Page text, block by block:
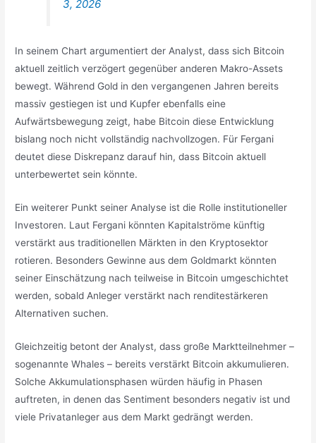
3, 2026
In seinem Chart argumentiert der Analyst, dass sich Bitcoin
aktuell zeitlich verzögert gegenüber anderen Makro-Assets
bewegt. Während Gold in den vergangenen Jahren bereits
massiv gestiegen ist und Kupfer ebenfalls eine
Aufwärtsbewegung zeigt, habe Bitcoin diese Entwicklung
bislang noch nicht vollständig nachvollzogen. Für Fergani
deutet diese Diskrepanz darauf hin, dass Bitcoin aktuell
unterbewertet sein könnte.
Ein weiterer Punkt seiner Analyse ist die Rolle institutioneller
Investoren. Laut Fergani könnten Kapitalströme künftig
verstärkt aus traditionellen Märkten in den Kryptosektor
rotieren. Besonders Gewinne aus dem Goldmarkt könnten
seiner Einschätzung nach teilweise in Bitcoin umgeschichtet
werden, sobald Anleger verstärkt nach renditestärkeren
Alternativen suchen.
Gleichzeitig betont der Analyst, dass große Marktteilnehmer –
sogenannte Whales – bereits verstärkt Bitcoin akkumulieren.
Solche Akkumulationsphasen würden häufig in Phasen
auftreten, in denen das Sentiment besonders negativ ist und
viele Privatanleger aus dem Markt gedrängt werden.